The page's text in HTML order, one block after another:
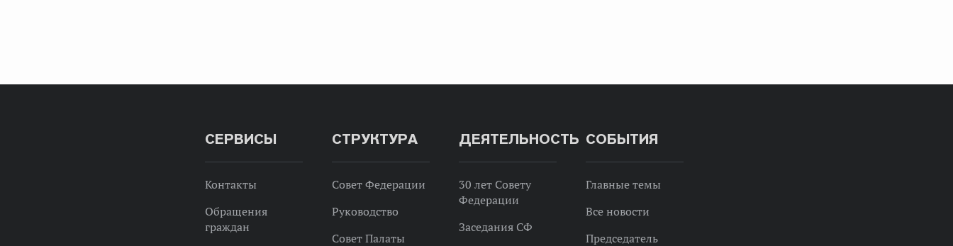
СЕРВИСЫ
Контакты
Обращения
граждан
СТРУКТУРА
Совет Федерации
Руководство
Совет Палаты
ДЕЯТЕЛЬНОСТЬ
30 лет Совету
Федерации
Заседания СФ
СОБЫТИЯ
Главные темы
Все новости
Председатель